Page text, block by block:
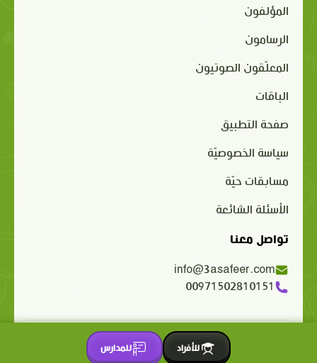
المؤلفون
الرسامون
المعلّقون الصوتيون
الباقات
صفحة التطبيق
سياسة الخصوصيّة
مسابقات حيّة
الأسئلة الشائعة
تواصل معنا
info@3asafeer.com
00971502810151
حقوق الملكية الفكرية محفوظة 2015-2026 © 3asafeer.com
للأفراد
للمدارس